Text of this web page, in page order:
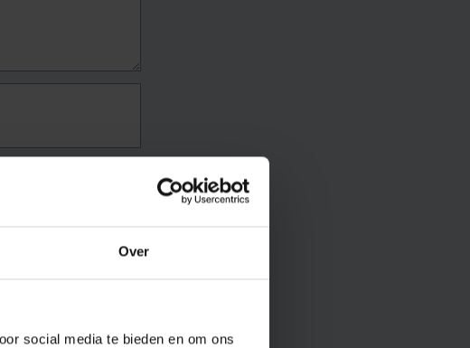
Over
social media te bieden en om ons